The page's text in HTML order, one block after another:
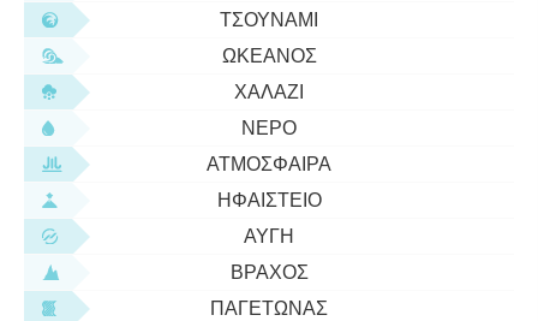
ΤΣΟΥΝΆΜΙ
ΩΚΕΑΝΌΣ
ΧΑΛΆΖΙ
ΝΕΡΌ
ΑΤΜΌΣΦΑΙΡΑ
ΗΦΑΊΣΤΕΙΟ
ΑΥΓΉ
ΒΡΆΧΟΣ
ΠΑΓΕΤΏΝΑΣ